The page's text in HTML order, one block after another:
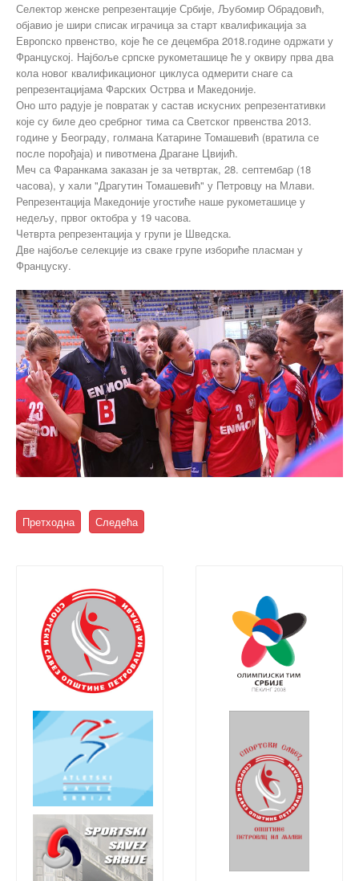
Селектор женске репрезентације Србије, Љубомир Обрадовић,
објавио је шири списак играчица за старт квалификација за
Европско првенство, које ће се децембра 2018.године одржати у
Француској. Најбоље српске рукометашице ће у оквиру прва два
кола новог квалификационог циклуса одмерити снаге са
репрезентацијама Фарских Острва и Македоније.
Оно што радује је повратак у састав искусних репрезентативки
које су биле део сребрног тима са Светског првенства 2013.
године у Београду, голмана Катарине Томашевић (вратила се
после порођаја) и пивотмена Драгане Цвијић.
Меч са Фаранкама заказан је за четвртак, 28. септембар (18
часова), у хали "Драгутин Томашевић" у Петровцу на Млави.
Репрезентација Македоније угостиће наше рукометашице у
недељу, првог октобра у 19 часова.
Четврта репрезентација у групи је Шведска.
Две најбоље селекције из сваке групе избориће пласман у
Француску.
Претходна Следећа